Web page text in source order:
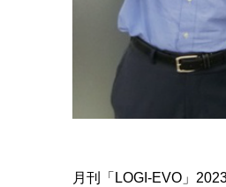
月刊「LOGI-EVO」